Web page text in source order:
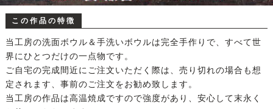
この作品の特徴
当工房の洗面ボウル＆手洗いボウルは完全手作りで、すべて世
界にひとつだけの一点物です。
ご自宅の完成間近にご注文いただく際は、売り切れの場合も想
定されます、事前のご注文をお勧め致します。
当工房の作品は高温焼成ですので強度があり、安心して末永く